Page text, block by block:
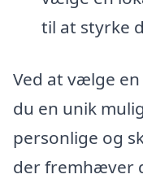
til at styrke
Ved at vælge
du en unik
personlige og
der fremhæver